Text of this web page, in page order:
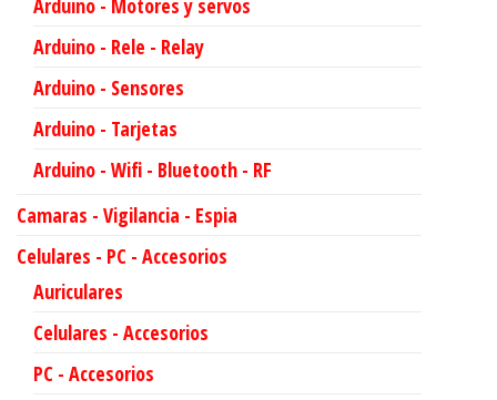
Arduino - Motores y servos
Arduino - Rele - Relay
Arduino - Sensores
Arduino - Tarjetas
Arduino - Wifi - Bluetooth - RF
Camaras - Vigilancia - Espia
Celulares - PC - Accesorios
Auriculares
Celulares - Accesorios
PC - Accesorios